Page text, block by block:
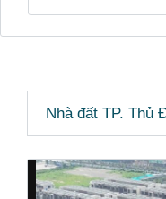
Nhà đất TP. Thủ